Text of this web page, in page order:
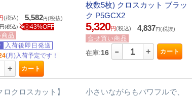
(税込) 5,582円(税抜)
(税込) ㋱43%OFF
品
入荷後即日発送
(月)入荷予定です！
+ カート
枚数5枚) クロスカット ブラッ
ク P5GCX2
5,320円(税込) 4,837円(税抜)
合せ買い商品
在庫:16 - + カート
ロクロスカット】
小さいながらもパワフルで、